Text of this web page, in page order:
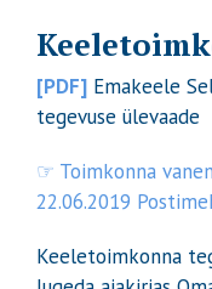
[PDF] Emakeele
tegevuse ülevaade
☞ Toimkonna
22.06.2019
Keeletoimkonna